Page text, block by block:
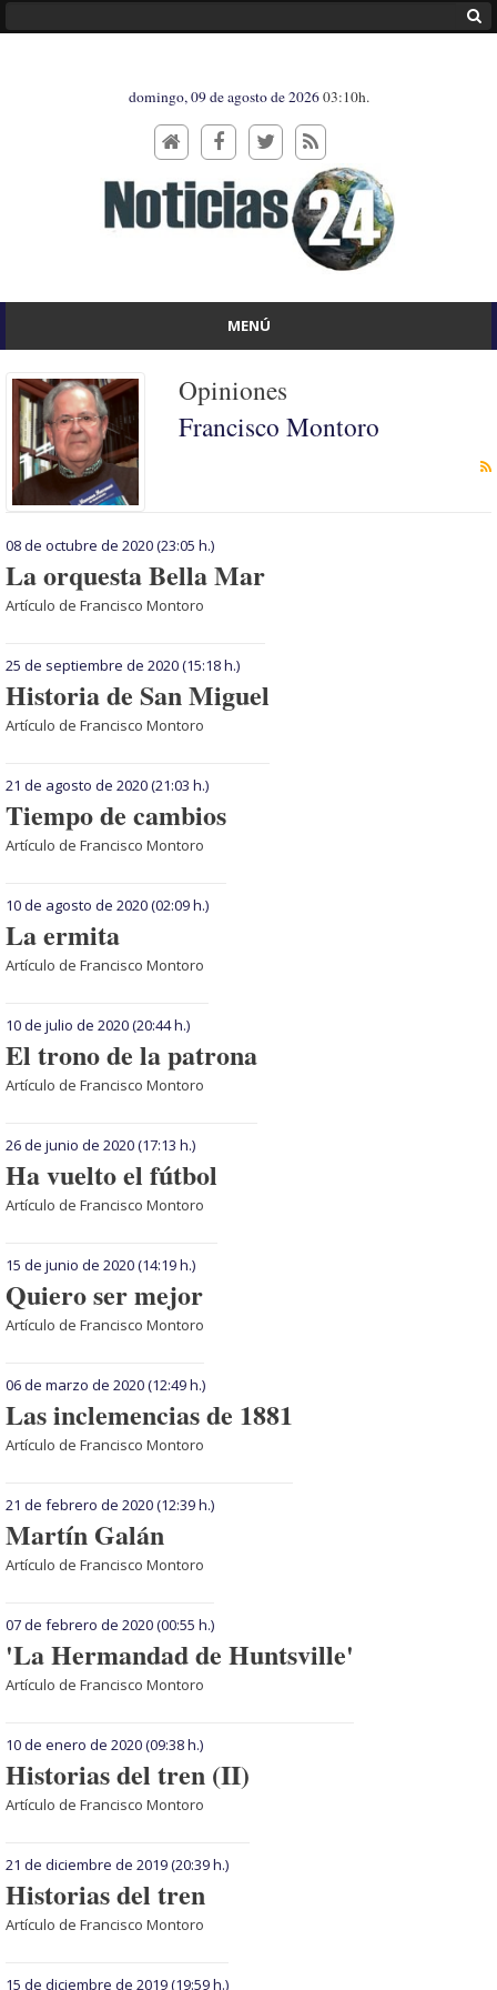
domingo, 09 de agosto de 202603:10h.
MENÚ
Opiniones
Francisco Montoro
08 de octubre de 2020(23:05 h.)
La orquesta Bella Mar
Artículo de Francisco Montoro
25 de septiembre de 2020(15:18 h.)
Historia de San Miguel
Artículo de Francisco Montoro
21 de agosto de 2020(21:03 h.)
Tiempo de cambios
Artículo de Francisco Montoro
10 de agosto de 2020(02:09 h.)
La ermita
Artículo de Francisco Montoro
10 de julio de 2020(20:44 h.)
El trono de la patrona
Artículo de Francisco Montoro
26 de junio de 2020(17:13 h.)
Ha vuelto el fútbol
Artículo de Francisco Montoro
15 de junio de 2020(14:19 h.)
Quiero ser mejor
Artículo de Francisco Montoro
06 de marzo de 2020(12:49 h.)
Las inclemencias de 1881
Artículo de Francisco Montoro
21 de febrero de 2020(12:39 h.)
Martín Galán
Artículo de Francisco Montoro
07 de febrero de 2020(00:55 h.)
'La Hermandad de Huntsville'
Artículo de Francisco Montoro
10 de enero de 2020(09:38 h.)
Historias del tren (II)
Artículo de Francisco Montoro
21 de diciembre de 2019(20:39 h.)
Historias del tren
Artículo de Francisco Montoro
15 de diciembre de 2019(19:59 h.)